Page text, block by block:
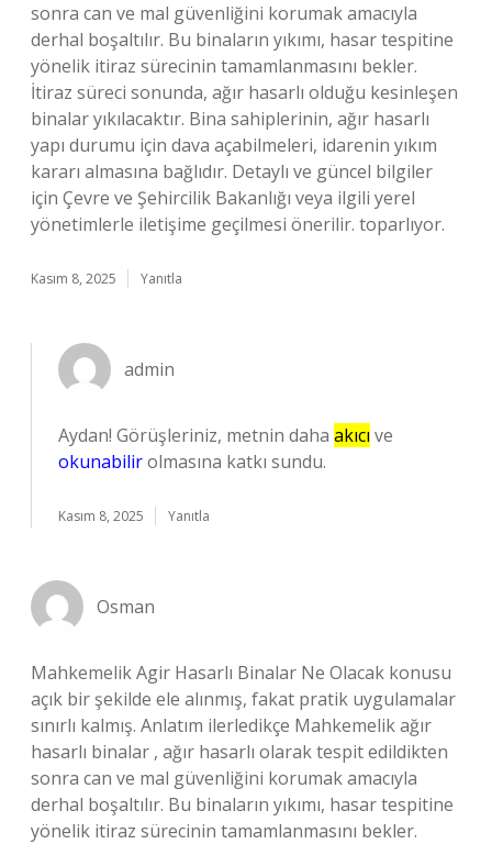
sonra can ve mal güvenliğini korumak amacıyla
derhal boşaltılır. Bu binaların yıkımı, hasar tespitine
yönelik itiraz sürecinin tamamlanmasını bekler.
İtiraz süreci sonunda, ağır hasarlı olduğu kesinleşen
binalar yıkılacaktır. Bina sahiplerinin, ağır hasarlı
yapı durumu için dava açabilmeleri, idarenin yıkım
kararı almasına bağlıdır. Detaylı ve güncel bilgiler
için Çevre ve Şehircilik Bakanlığı veya ilgili yerel
yönetimlerle iletişime geçilmesi önerilir. toparlıyor.
Kasım 8, 2025 Yanıtla
admin
Aydan! Görüşleriniz, metnin daha akıcı ve
okunabilirolmasına katkı sundu.
Kasım 8, 2025 Yanıtla
Osman
Mahkemelik Agir Hasarlı Binalar Ne Olacak konusu
açık bir şekilde ele alınmış, fakat pratik uygulamalar
sınırlı kalmış. Anlatım ilerledikçe Mahkemelik ağır
hasarlı binalar , ağır hasarlı olarak tespit edildikten
sonra can ve mal güvenliğini korumak amacıyla
derhal boşaltılır. Bu binaların yıkımı, hasar tespitine
yönelik itiraz sürecinin tamamlanmasını bekler.